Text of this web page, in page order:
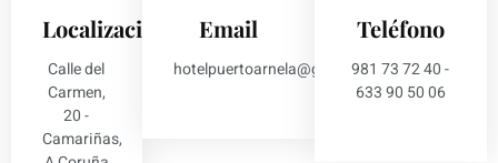
Localización
Calle del
Carmen,
20 -
Camariñas,
Email
hotelpuertoarnela@gmail.com
Teléfono
981 73 72 40 -
633 90 50 06